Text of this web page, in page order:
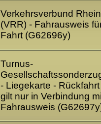
Verkehrsverbund
(VRR) - Fahrausweis
Fahrt (G62696y)
Turnus-
- Liegekarte -
gilt nur in Verbindung
Fahrausweis